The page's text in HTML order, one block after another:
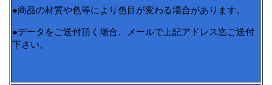
●商品の材質や色等により色目が変わる場合があります。
●データをご送付頂く場合、メールで上記アドレス迄ご送付
下さい。